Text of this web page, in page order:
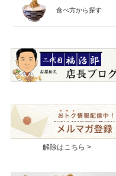
食べ方から探す
解除はこちら >